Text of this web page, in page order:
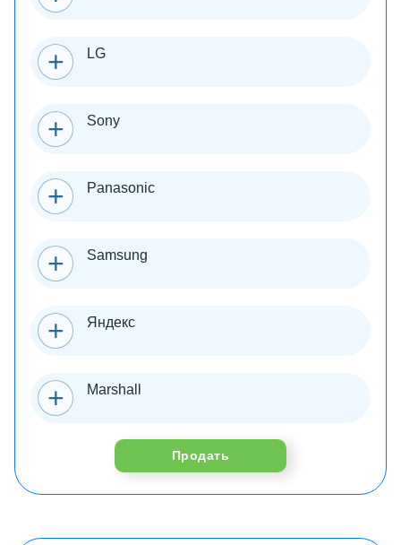
LG
Sony
Panasonic
Samsung
Яндекс
Marshall
Продать